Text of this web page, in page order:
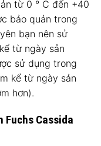
từ 0 ° C đến +40
bảo quản trong
bạn nên sử
từ ngày sản
sử dụng trong
kể từ ngày sản
hơn).
Fuchs Cassida